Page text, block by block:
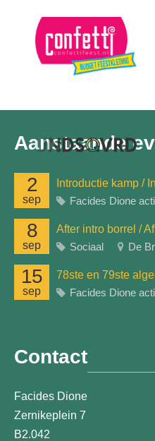
Aanstaande
2
sep
Introductie kamp /
Facides Dione
8
sep
After intro borrel /
Sociaal
De
15
sep
78ste en 79ste
Facides Dione
Contact
Facides Dione
Zernikeplein 7
B2.042